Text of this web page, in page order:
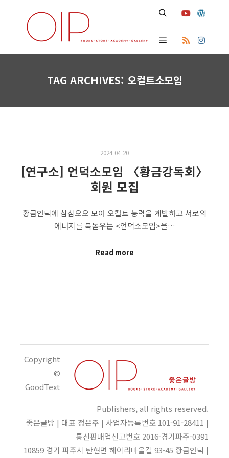
Main menu
TAG ARCHIVES: 오컬트소모임
2024-04-20
[연구소] 언덕소모임 〈황금강독회〉
회원 모집
황금언덕에 삼삼오오 모여 오컬트 능력을 계발하고 서로의
에너지를 북돋우는 <언덕소모임>을…
Read more
Copyright
©
GoodText
Publishers, all rights reserved.
좋은글방 | 대표 정은주 | 사업자등록번호 101-91-28411 |
통신판매업신고번호 2016-경기파주-0391
10859 경기 파주시 탄현면 헤이리마을길 93-45 황금언덕 |